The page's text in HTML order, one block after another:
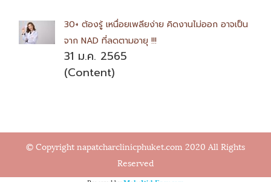
30+ ต้องรู้ เหนื่อยเพลียง่าย คิดงานไม่ออก อาจเป็น
จาก NAD ที่ลดตามอายุ !!!
31 ม.ค. 2565
(Content)
© Copyright napatcharclinicphuket.com 2020 All Rights
Reserved